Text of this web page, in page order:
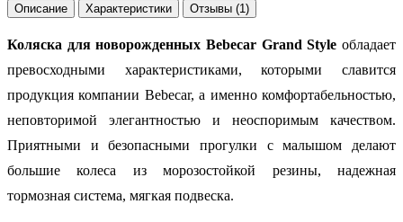
Описание Характеристики Отзывы (1)
Коляска для новорожденных Bebecar Grand Style обладает
превосходными характеристиками, которыми славится
продукция компании Bebecar, а именно комфортабельностью,
неповторимой элегантностью и неоспоримым качеством.
Приятными и безопасными прогулки с малышом делают
большие колеса из морозостойкой резины, надежная
тормозная система, мягкая подвеска.